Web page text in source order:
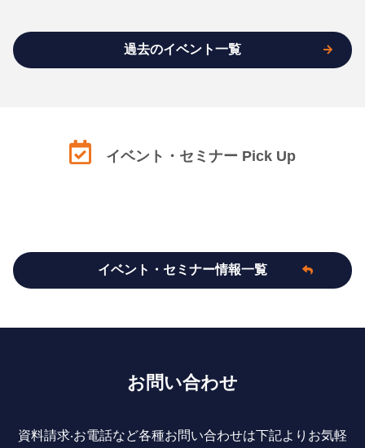
過去のイベント一覧
イベント・セミナー Pick Up
イベント・セミナー情報一覧
お問い合わせ
資料請求‧お電話など各種お問い合わせは下記よりお気軽